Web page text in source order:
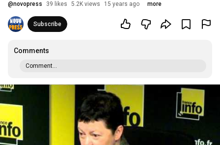
@novopress 39 likes 5.2K views 15 years ago more
Subscribe
Comments
Comment...